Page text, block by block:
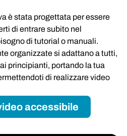
è stata progettata per essere
di entrare subito nel
di tutorial o manuali.
organizzate si adattano a tutti,
principianti, portando la tua
di realizzare video
accessibile